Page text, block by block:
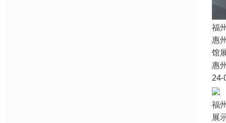
福
惠
馆
惠
24-
福
展